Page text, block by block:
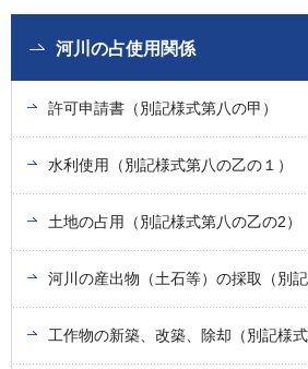
河川の占使用関係
許可申請書（別記様式第八の甲）
水利使用（別記様式第八の乙の１）
土地の占用（別記様式第八の乙の2）
河川の産出物（土石等）の採取（別
工作物の新築、改築、除却（別記様式